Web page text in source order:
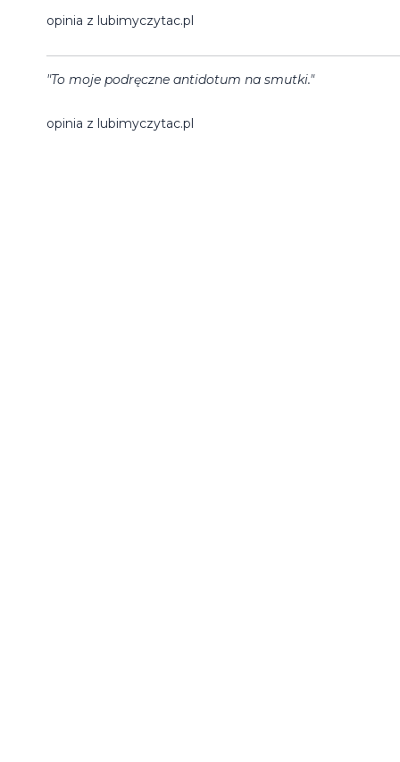
opinia z lubimyczytac.pl
"To moje podręczne antidotum na smutki."
opinia z lubimyczytac.pl